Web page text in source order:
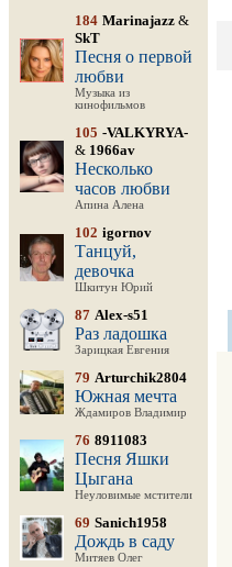
184 Marinajazz &
SkT
Песня о первой
любви
Музыка из
кинофильмов
105 -VALKYRYA-
& 1966av
Несколько
часов любви
Апина Алена
102 igornov
Танцуй,
девочка
Шкитун Юрий
87 Alex-s51
Раз ладошка
Зарицкая Евгения
79 Arturchik2804
Южная мечта
Ждамиров Владимир
76 8911083
Песня Яшки
Цыгана
Неуловимые мстители
69 Sanich1958
Дождь в саду
Митяев Олег